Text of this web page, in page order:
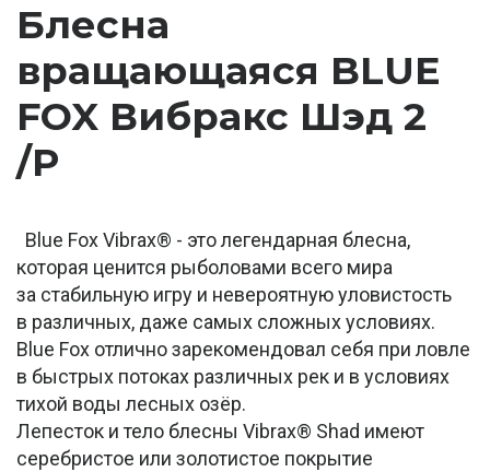
Блесна
вращающаяся BLUE
FOX Вибракс Шэд 2
/P
Blue Fox Vibrax® - это легендарная блесна,
которая ценится рыболовами всего мира
за стабильную игру и невероятную уловистость
в различных, даже самых сложных условиях.
Blue Fox отлично зарекомендовал себя при ловле
в быстрых потоках различных рек и в условиях
тихой воды лесных озёр.
Лепесток и тело блесны Vibrax® Shad имеют
серебристое или золотистое покрытие